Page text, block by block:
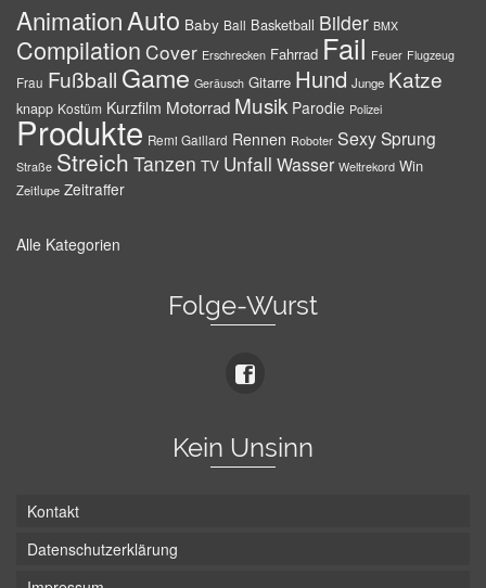
AnimationAuto Baby Ball Basketball Bilder BMX
Compilation Cover Erschrecken Fahrrad Fail Feuer Flugzeug
Frau Fußball Game Geräusch Gitarre Hund Junge Katze
knapp Kostüm Kurzfilm Motorrad Musik Parodie Polizei
Produkte Remi Gaillard Rennen Roboter SexySprung
Straße Streich Tanzen TV Unfall Wasser Weltrekord Win
Zeitlupe Zeitraffer
Alle Kategorien
Folge-Wurst
Kein Unsinn
Kontakt
Datenschutzerklärung